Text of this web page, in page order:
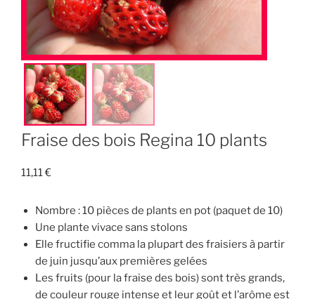
Fraise des bois Regina 10 plants
11,11€
Nombre : 10 pièces de plants en pot (paquet de 10)
Une plante vivace sans stolons
Elle fructifie comma la plupart des fraisiers à partir
de juin jusqu’aux premières gelées
Les fruits (pour la fraise des bois) sont très grands,
de couleur rouge intense et leur goût et l’arôme est